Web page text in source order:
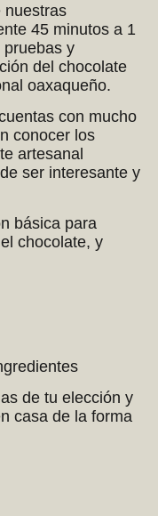
nuestras
45 minutos a 1
pruebas y
del chocolate
oaxaqueño.
con mucho
conocer los
artesanal
ser interesante y
básica para
chocolate, y
de tu elección y
casa de la forma